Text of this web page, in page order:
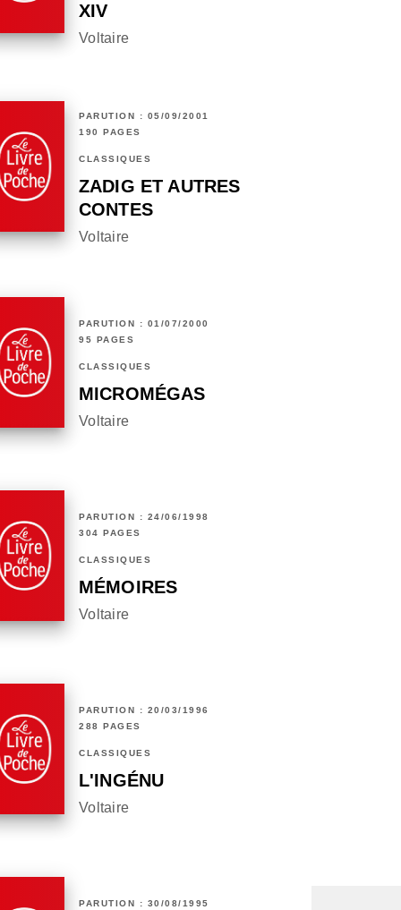
XIV
Voltaire
PARUTION : 05/09/2001
190 PAGES
CLASSIQUES
ZADIG ET AUTRES
CONTES
Voltaire
PARUTION : 01/07/2000
95 PAGES
CLASSIQUES
MICROMÉGAS
Voltaire
PARUTION : 24/06/1998
304 PAGES
CLASSIQUES
MÉMOIRES
Voltaire
PARUTION : 20/03/1996
288 PAGES
CLASSIQUES
L'INGÉNU
Voltaire
PARUTION : 30/08/1995